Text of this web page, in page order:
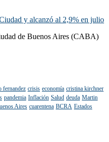
y alcanzó al 2,9% en julio
de Buenos Aires (CABA)
fernandez crisis economía cristina kirchner
pandemia Inflación Salud deuda Martin
Aires cuarentena BCRA Estados